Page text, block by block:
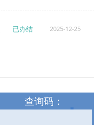
已办结 2025-12-25
查询码：